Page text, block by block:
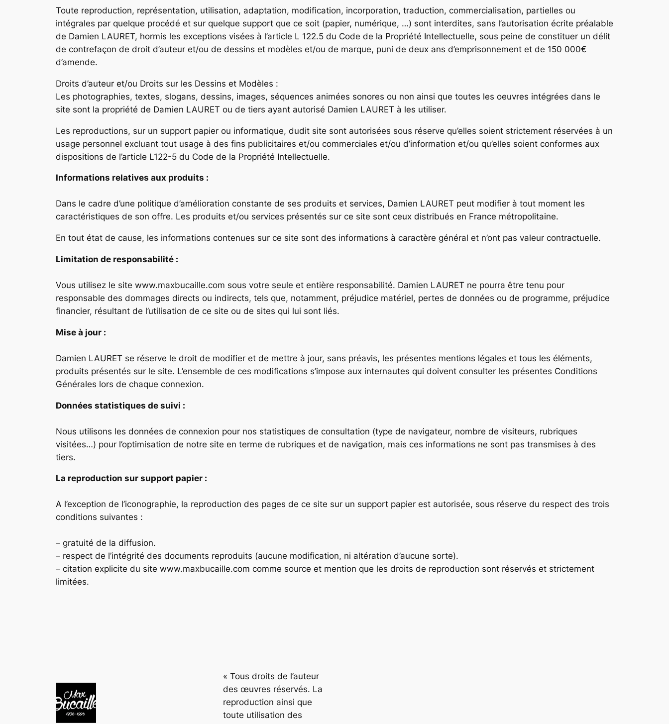
Toute reproduction, représentation, utilisation, adaptation, modification, incorporation, traduction, commercialisation, partielles ou
intégrales par quelque procédé et sur quelque support que ce soit (papier, numérique, …) sont interdites, sans l’autorisation écrite préalable
de Damien LAURET, hormis les exceptions visées à l’article L 122.5 du Code de la Propriété Intellectuelle, sous peine de constituer un délit
de contrefaçon de droit d’auteur et/ou de dessins et modèles et/ou de marque, puni de deux ans d’emprisonnement et de 150 000€
d’amende.
Droits d’auteur et/ou Droits sur les Dessins et Modèles :
Les photographies, textes, slogans, dessins, images, séquences animées sonores ou non ainsi que toutes les oeuvres intégrées dans le
site sont la propriété de Damien LAURET ou de tiers ayant autorisé Damien LAURET à les utiliser.
Les reproductions, sur un support papier ou informatique, dudit site sont autorisées sous réserve qu’elles soient strictement réservées à un
usage personnel excluant tout usage à des fins publicitaires et/ou commerciales et/ou d’information et/ou qu’elles soient conformes aux
dispositions de l’article L122-5 du Code de la Propriété Intellectuelle.
Informations relatives aux produits :
Dans le cadre d’une politique d’amélioration constante de ses produits et services, Damien LAURET peut modifier à tout moment les
caractéristiques de son offre. Les produits et/ou services présentés sur ce site sont ceux distribués en France métropolitaine.
En tout état de cause, les informations contenues sur ce site sont des informations à caractère général et n’ont pas valeur contractuelle.
Limitation de responsabilité :
Vous utilisez le site www.maxbucaille.com sous votre seule et entière responsabilité. Damien LAURET ne pourra être tenu pour
responsable des dommages directs ou indirects, tels que, notamment, préjudice matériel, pertes de données ou de programme, préjudice
financier, résultant de l’utilisation de ce site ou de sites qui lui sont liés.
Mise à jour :
Damien LAURET se réserve le droit de modifier et de mettre à jour, sans préavis, les présentes mentions légales et tous les éléments,
produits présentés sur le site. L’ensemble de ces modifications s’impose aux internautes qui doivent consulter les présentes Conditions
Générales lors de chaque connexion.
Données statistiques de suivi :
Nous utilisons les données de connexion pour nos statistiques de consultation (type de navigateur, nombre de visiteurs, rubriques
visitées…) pour l’optimisation de notre site en terme de rubriques et de navigation, mais ces informations ne sont pas transmises à des
tiers.
La reproduction sur support papier :
A l’exception de l’iconographie, la reproduction des pages de ce site sur un support papier est autorisée, sous réserve du respect des trois
conditions suivantes :
– gratuité de la diffusion.
– respect de l’intégrité des documents reproduits (aucune modification, ni altération d’aucune sorte).
– citation explicite du site www.maxbucaille.com comme source et mention que les droits de reproduction sont réservés et strictement
limitées.
« Tous droits de l’auteur
des œuvres réservés. La
reproduction ainsi que
toute utilisation des